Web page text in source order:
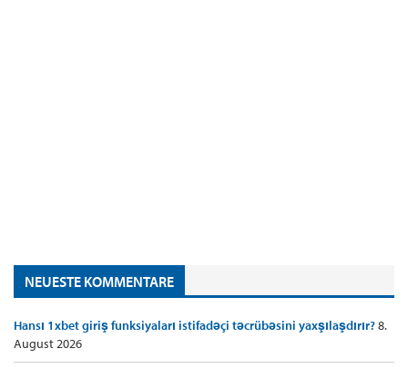
NEUESTE KOMMENTARE
Hansı 1xbet giriş funksiyaları istifadəçi təcrübəsini yaxşılaşdırır?8.
August 2026